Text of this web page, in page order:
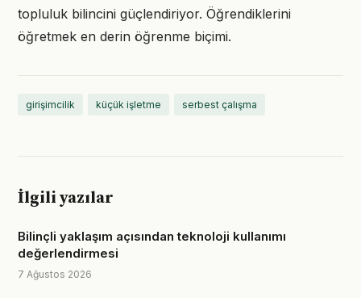
topluluk bilincini güçlendiriyor. Öğrendiklerini
öğretmek en derin öğrenme biçimi.
girişimcilik küçük işletme serbest çalışma
İlgili yazılar
Bilinçli yaklaşım açısından teknoloji kullanımı
değerlendirmesi
7 Ağustos 2026